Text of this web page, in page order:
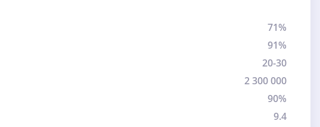
71%
91%
20-30
2 300 000
90%
9.4